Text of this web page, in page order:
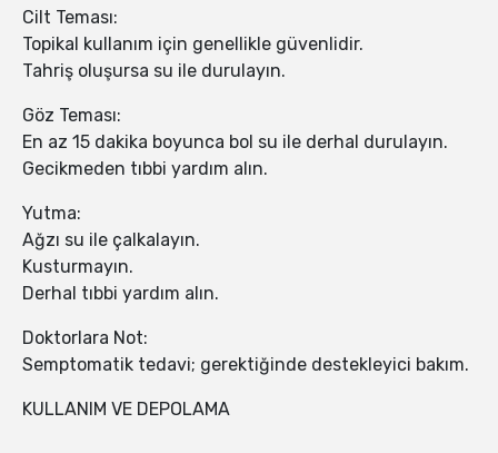
Cilt Teması:
Topikal kullanım için genellikle güvenlidir.
Tahriş oluşursa su ile durulayın.
Göz Teması:
En az 15 dakika boyunca bol su ile derhal durulayın.
Gecikmeden tıbbi yardım alın.
Yutma:
Ağzı su ile çalkalayın.
Kusturmayın.
Derhal tıbbi yardım alın.
Doktorlara Not:
Semptomatik tedavi; gerektiğinde destekleyici bakım.
KULLANIM VE DEPOLAMA